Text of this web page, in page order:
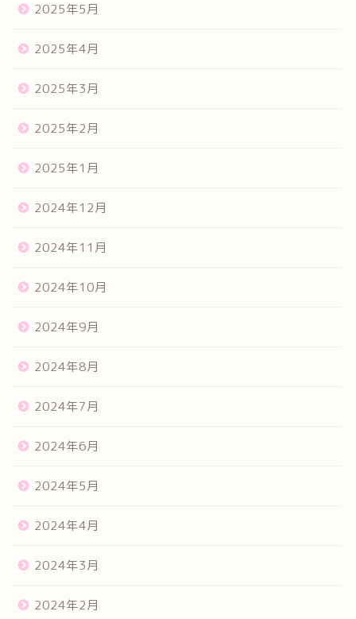
2025年5月
2025年4月
2025年3月
2025年2月
2025年1月
2024年12月
2024年11月
2024年10月
2024年9月
2024年8月
2024年7月
2024年6月
2024年5月
2024年4月
2024年3月
2024年2月